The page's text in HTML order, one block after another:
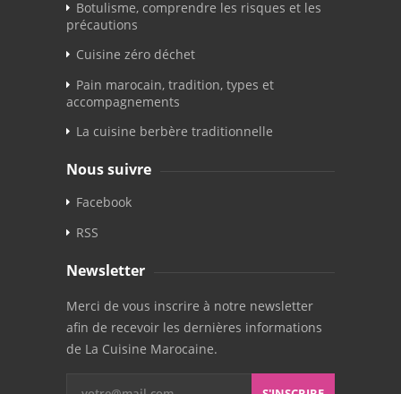
Botulisme, comprendre les risques et les
précautions
Cuisine zéro déchet
Pain marocain, tradition, types et
accompagnements
La cuisine berbère traditionnelle
Nous suivre
Facebook
RSS
Newsletter
Merci de vous inscrire à notre newsletter
afin de recevoir les dernières informations
de La Cuisine Marocaine.